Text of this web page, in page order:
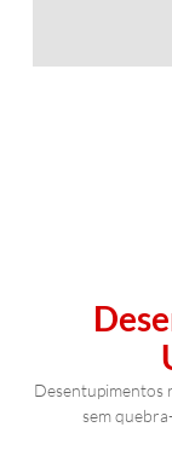
Desentupimentos
sem